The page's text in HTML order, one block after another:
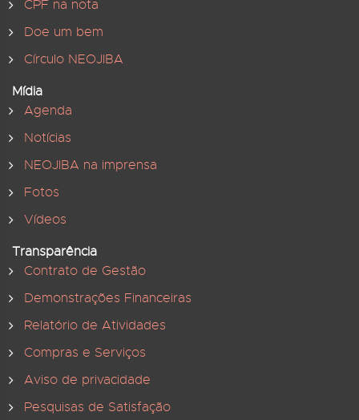
CPF na nota
Doe um bem
Círculo NEOJIBA
Mídia
Agenda
Notícias
NEOJIBA na imprensa
Fotos
Vídeos
Transparência
Contrato de Gestão
Demonstrações Financeiras
Relatório de Atividades
Compras e Serviços
Aviso de privacidade
Pesquisas de Satisfação